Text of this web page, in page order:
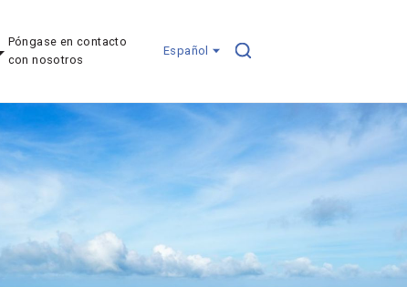
Póngase en contacto
con nosotros
Español